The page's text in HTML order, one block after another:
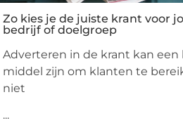
Zo kies je de juiste krant voor
bedrijf of doelgroep
Adverteren in de krant kan een
middel zijn om klanten te
niet
...